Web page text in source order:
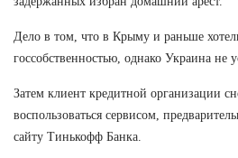
Дело в том, что в Крыму и раньше
госсобственностью, однако Украина не
Затем клиент кредитной организации
воспользоваться сервисом,
сайту Тинькофф Банка.